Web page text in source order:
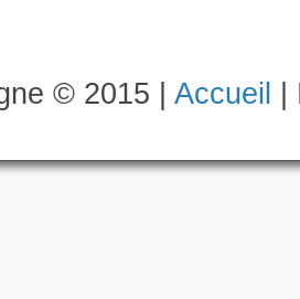
© 2015 | Accueil